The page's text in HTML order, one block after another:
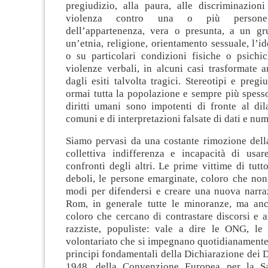
pregiudizio, alla paura, alle
violenza contro una o più
dell’appartenenza, vera o presunta, a un
un’etnia, religione, orientamento sessuale,
o su particolari condizioni fisiche o
violenze verbali, in alcuni casi trasformate
dagli esiti talvolta tragici. Stereotipi e
ormai tutta la popolazione e sempre più
diritti umani sono impotenti di fronte al
comuni e di interpretazioni falsate di dati e
Siamo pervasi da una costante rimozione
collettiva indifferenza e incapacità di
confronti degli altri. Le prime vittime di
deboli, le persone emarginate, coloro che
modi per difendersi e creare una nuova
Rom, in generale tutte le minoranze, ma
coloro che cercano di contrastare discorsi e
razziste, populiste: vale a dire le ONG, le
volontariato che si impegnano
principi fondamentali della Dichiarazione dei